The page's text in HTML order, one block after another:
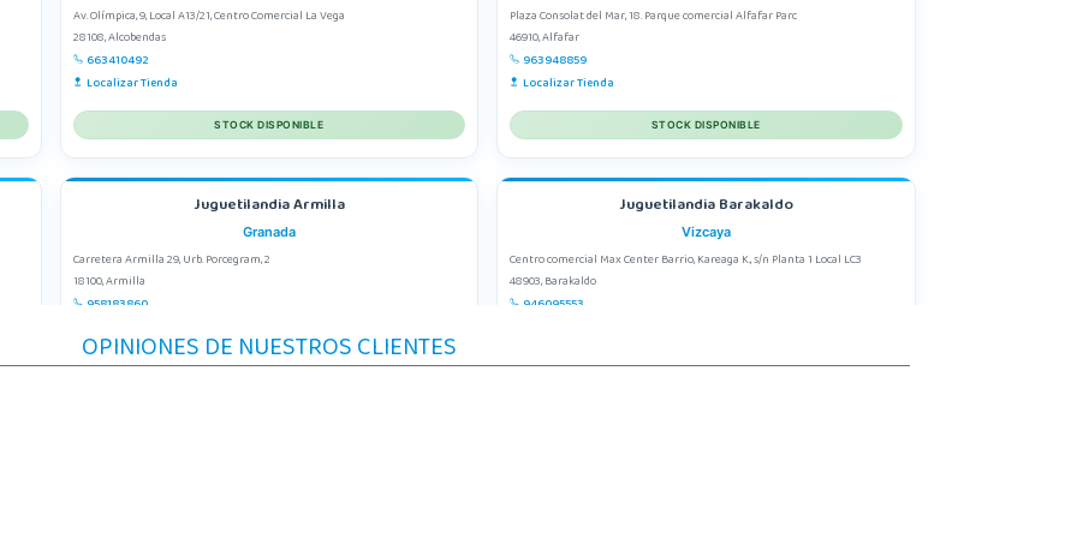
Av. Olímpica, 9, Local A13/21, Centro Comercial La Vega
28108, Alcobendas
663410492
Localizar Tienda
STOCK DISPONIBLE
Plaza Consolat del Mar, 18. Parque comercial Alfafar Parc
46910, Alfafar
963948859
Localizar Tienda
STOCK DISPONIBLE
Juguetilandia Armilla
Granada
Carretera Armilla 29, Urb. Porcegram, 2
18100, Armilla
958183860
STOCK DISPONIBLE
Juguetilandia Barakaldo
Vizcaya
Centro comercial Max Center Barrio, Kareaga K., s/n Planta 1 Local LC3
48903, Barakaldo
946095553
STOCK DISPONIBLE
OPINIONES DE NUESTROS CLIENTES